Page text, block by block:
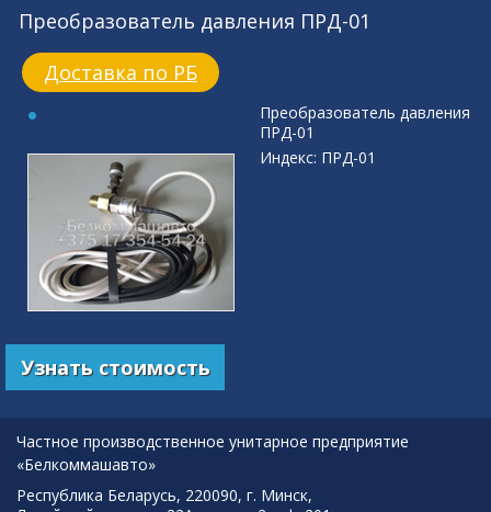
Преобразователь давления ПРД-01
Доставка по РБ
Узнать стоимость
Преобразователь давления
ПРД-01
Индекс: ПРД-01
Частное производственное унитарное предприятие
«Белкоммашавто»
Республика Беларусь, 220090, г. Минск,